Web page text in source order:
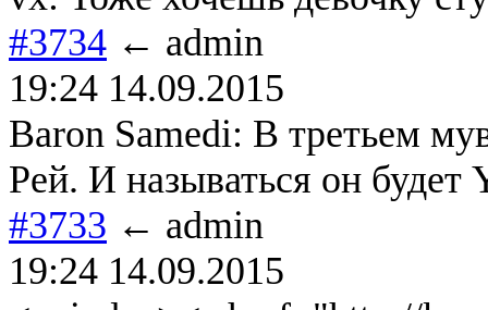
#3734 ← admin
19:24 14.09.2015
Baron Samedi: В третьем
Рей. И называться он будет
#3733 ← admin
19:24 14.09.2015